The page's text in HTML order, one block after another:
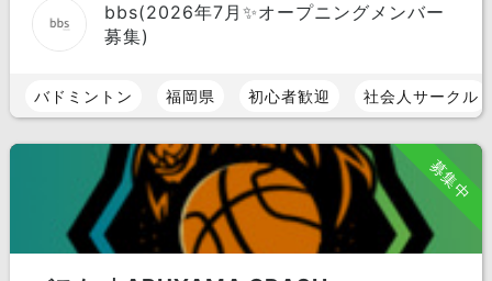
bbs(2026年7月✨オープニングメンバー
募集)
バドミントン 福岡県 初心者歓迎 社会人サークル
募集中